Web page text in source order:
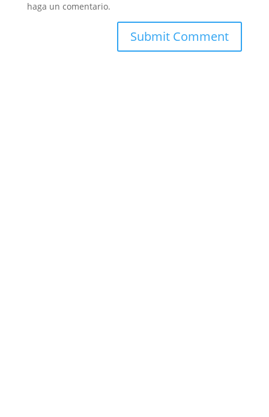
haga un comentario.